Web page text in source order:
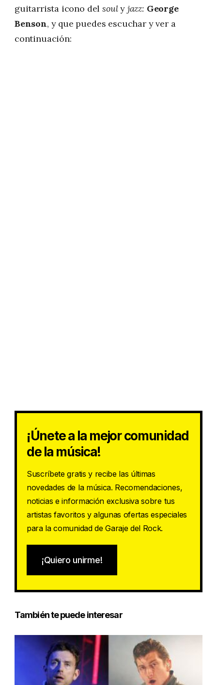
guitarrista icono delsouly jazz: George
Benson, y que puedes escuchar y ver a
continuación:
¡Únete a la mejor comunidad
de la música!
Suscríbete gratis y recibe las últimas
novedades de la música. Recomendaciones,
noticias e información exclusiva sobre tus
artistas favoritos y algunas ofertas especiales
para la comunidad de Garaje del Rock.
¡Quiero unirme!
También te puede interesar